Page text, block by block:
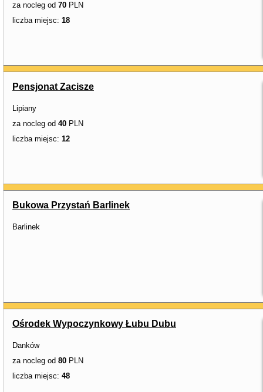
za nocleg od 70 PLN
liczba miejsc: 18
Pensjonat Zacisze
Lipiany
za nocleg od 40 PLN
liczba miejsc: 12
Bukowa Przystań Barlinek
Barlinek
Ośrodek Wypoczynkowy Łubu Dubu
Danków
za nocleg od 80 PLN
liczba miejsc: 48